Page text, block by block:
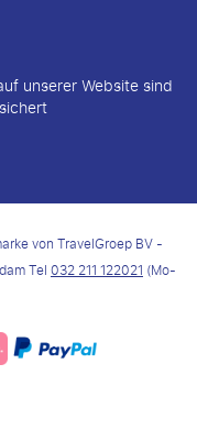
unserer Website sind
von TravelGroep BV -
Tel032 211 122021(Mo-